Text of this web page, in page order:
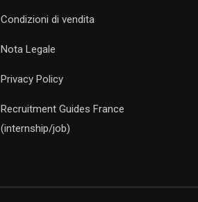
Condizioni di vendita
Nota Legale
Privacy Policy
Recruitment Guides France
(internship/job)